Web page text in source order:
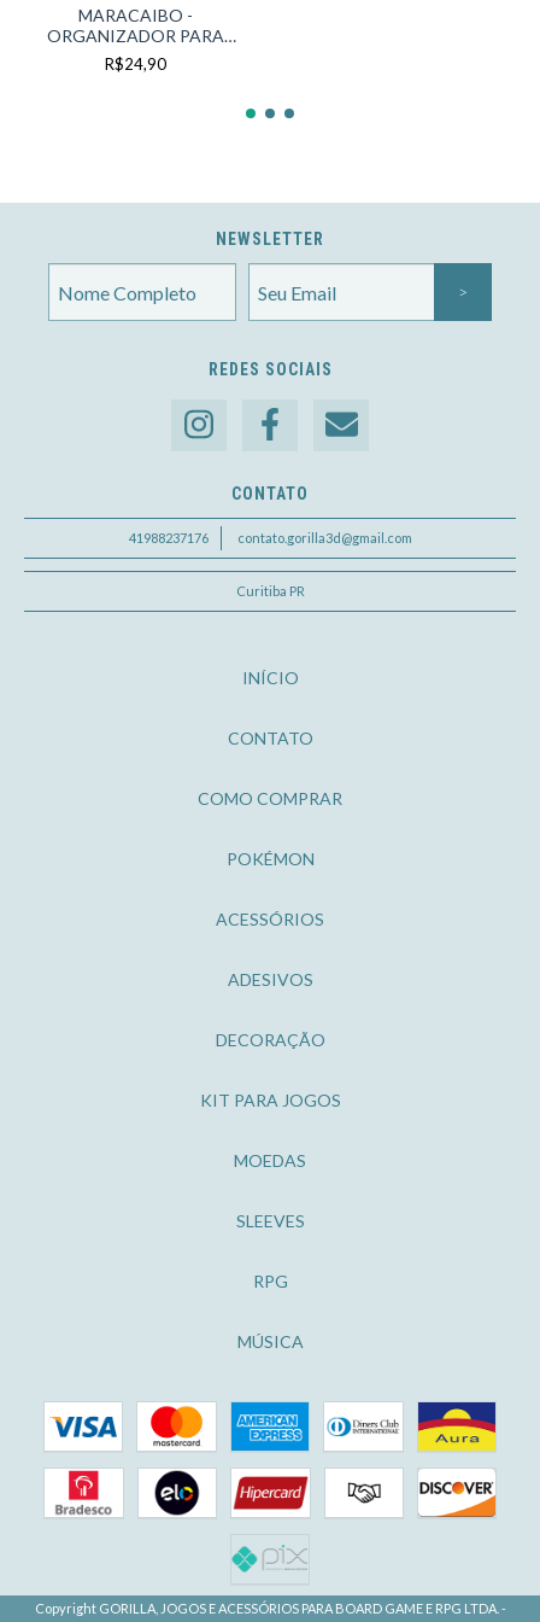
MARACAIBO -
ORGANIZADOR PARA
CUBOS
R$24,90
NEWSLETTER
REDES SOCIAIS
CONTATO
41988237176 contato.gorilla3d@gmail.com
Curitiba PR
INÍCIO
CONTATO
COMO COMPRAR
POKÉMON
ACESSÓRIOS
ADESIVOS
DECORAÇÃO
KIT PARA JOGOS
MOEDAS
SLEEVES
RPG
MÚSICA
Copyright GORILLA, JOGOS E ACESSÓRIOS PARA BOARD GAME E RPG LTDA. -